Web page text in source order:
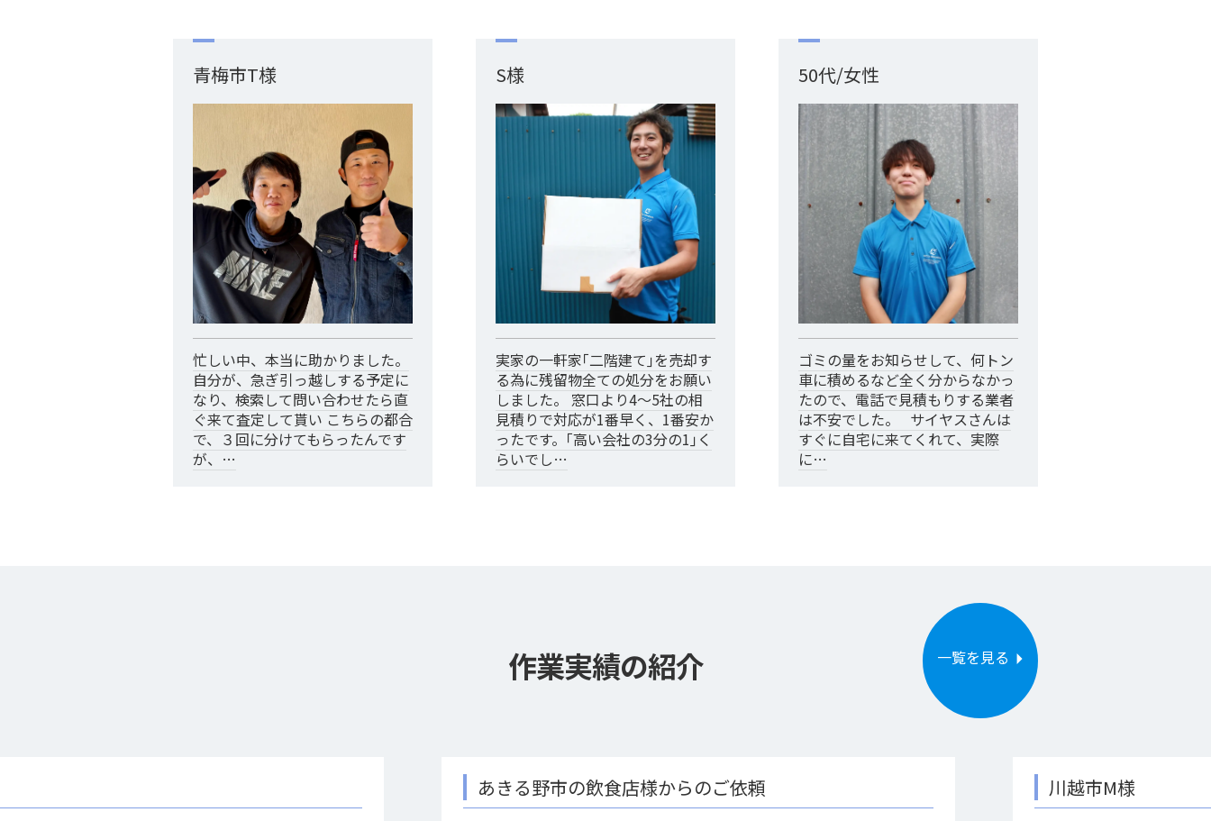
青梅市T様
忙しい中、本当に助かりました。
自分が、急ぎ引っ越しする予定に
なり、検索して問い合わせたら直
ぐ来て査定して貰い こちらの都合
で、３回に分けてもらったんです
が、…
S様
実家の一軒家｢二階建て｣を売却す
る為に残留物全ての処分をお願い
しました。 窓口より4～5社の相
見積りで対応が1番早く、1番安か
ったです。｢高い会社の3分の1｣く
らいでし…
50代/女性
ゴミの量をお知らせして、何トン
車に積めるなど全く分からなかっ
たので、電話で見積もりする業者
は不安でした。 サイヤスさんは
すぐに自宅に来てくれて、実際
に…
作業実績の紹介 一覧を見る
あきる野市の飲食店様からのご依頼